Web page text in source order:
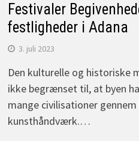
Festivaler
festligheder i Adana
3. juli 2023
Den kulturelle og historiske
ikke begrænset til, at byen
mange civilisationer
kunsthåndværk.…